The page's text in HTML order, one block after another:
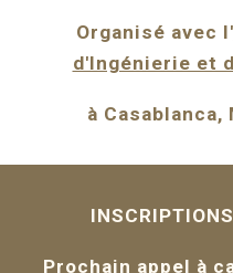
Organisé avec l'
d'Ingénierie et
à Casablanca,
Prochain appel à